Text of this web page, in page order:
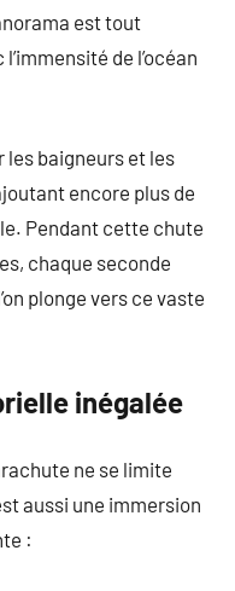
est tout
de l’océan
les baigneurs et les
encore plus de
Pendant cette chute
chaque seconde
plonge vers ce vaste
inégalée
ne se limite
aussi une immersion
: